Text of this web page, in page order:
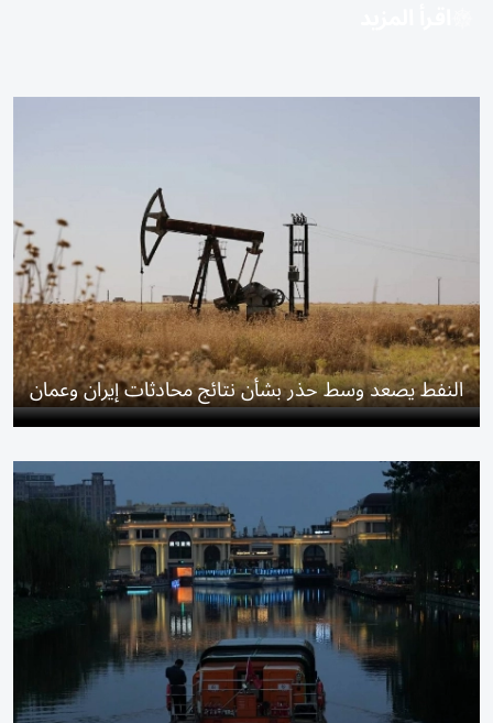
النفط يصعد وسط حذر بشأن نتائج محادثات إيران وعمان